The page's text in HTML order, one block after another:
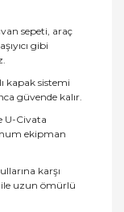
sepeti, araç
gibi
kapak sistemi
güvende kalır.
U-Civata
ekipman
karşı
ile uzun ömürlü